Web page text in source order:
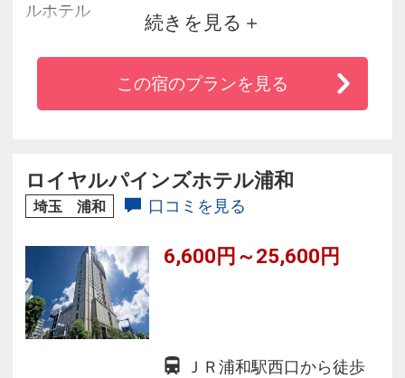
ルホテル
★全客室洗い場付きの浴室だから、お子様連れ
にオススメ！
★駐車場24時間ご利用OK！ご宿泊の方は宿泊者
続きを見る
この宿のプランを見る
ロイヤルパインズホテル浦和
埼玉 浦和 口コミを見る
6,600円～25,600円
ＪＲ浦和駅西口から徒歩